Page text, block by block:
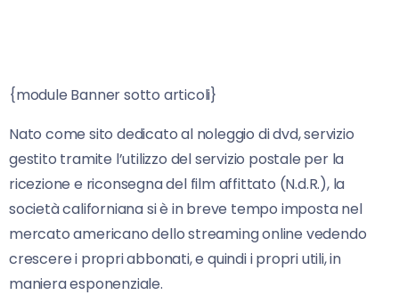
{module Banner sotto articoli}
Nato come sito dedicato al noleggio di dvd, servizio
gestito tramite l’utilizzo del servizio postale per la
ricezione e riconsegna del film affittato (N.d.R.), la
società californiana si è in breve tempo imposta nel
mercato americano dello streaming online vedendo
crescere i propri abbonati, e quindi i propri utili, in
maniera esponenziale.